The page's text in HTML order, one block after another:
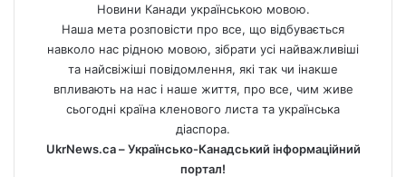
Новини Канади українською мовою.
Наша мета розповісти про все, що відбувається
навколо нас рідною мовою, зібрати усі найважливіші
та найсвіжіші повідомлення, які так чи інакше
впливають на нас і наше життя, про все, чим живе
сьогодні країна кленового листа та українська
діаспора.
UkrNews.ca – Українсько-Канадський інформаційний
портал!